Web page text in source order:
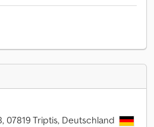
07819 Triptis, Deutschland